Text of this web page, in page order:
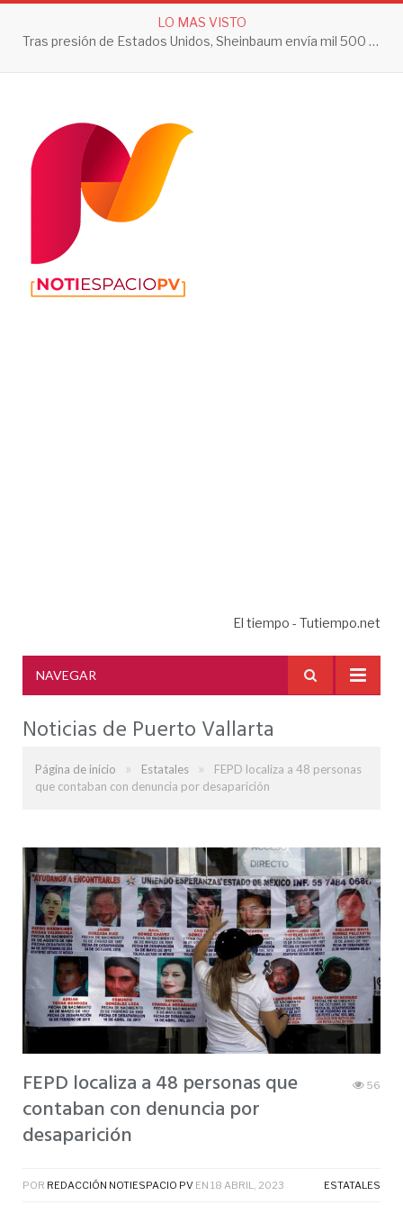
LO MAS VISTO
Tras presión de Estados Unidos, Sheinbaum envía mil 500 soldados a Michoacán
El tiempo - Tutiempo.net
NAVEGAR
Noticias de Puerto Vallarta
Página de inicio » Estatales »
FEPD localiza a 48 personas
que contaban con denuncia por desaparición
FEPD localiza a 48 personas que
contaban con denuncia por
desaparición
56
POR REDACCIÓN NOTIESPACIO PV EN 18 ABRIL, 2023 ESTATALES